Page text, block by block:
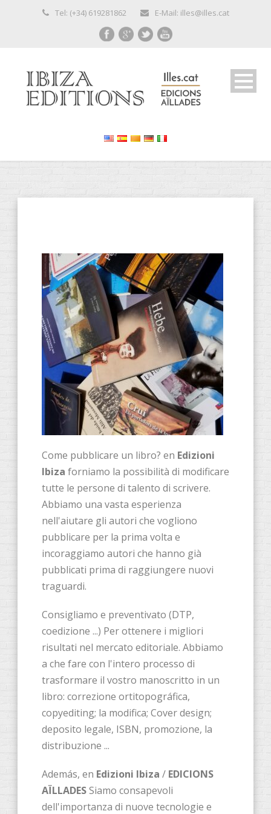
Tel: (+34) 619281862 E-Mail: illes@illes.cat
Come pubblicare un libro? en Edizioni
Ibiza forniamo la possibilità di modificare
tutte le persone di talento di scrivere.
Abbiamo una vasta esperienza
nell'aiutare gli autori che vogliono
pubblicare per la prima volta e
incoraggiamo autori che hanno già
pubblicati prima di raggiungere nuovi
traguardi.
Consigliamo e preventivato (DTP,
coedizione ...) Per ottenere i migliori
risultati nel mercato editoriale. Abbiamo
a che fare con l'intero processo di
trasformare il vostro manoscritto in un
libro: correzione ortitopográfica,
copyediting; la modifica; Cover design;
deposito legale, ISBN, promozione, la
distribuzione ...
Además, en Edizioni Ibiza / EDICIONS
AÏLLADESSiamo consapevoli
dell'importanza di nuove tecnologie e